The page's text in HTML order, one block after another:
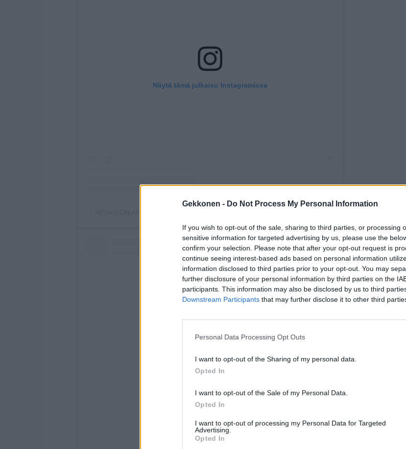
Gekkonen - Do Not Process My Personal Information
If you wish to opt-out of the sale, sharing to third parties, or processing
sensitive information for targeted advertising by us, please use the
confirm your selection. Please note that after your opt-out request is
continue seeing interest-based ads based on personal information
information disclosed to third parties prior to your opt-out. You may
further disclosure of your personal information by third parties on the
participants. This information may also be disclosed by us to third
Downstream Participants that may further disclose it to other third
Personal Data Processing Opt Outs
I want to opt-out of the Sharing of my personal data.
Opted In
I want to opt-out of the Sale of my Personal Data.
Opted In
I want to opt-out of processing my Personal Data for Targeted
Advertising.
Opted In
Näytä tämä julkaisu Instagramissa
Näytä tämä julkaisu Instagramissa